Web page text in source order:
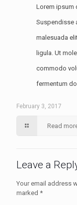
Lorem ipsum
Suspendisse
malesuada
ligula. Ut
commodo
fermentum
February 3, 2017
Read
Leave a
Your email address
marked *